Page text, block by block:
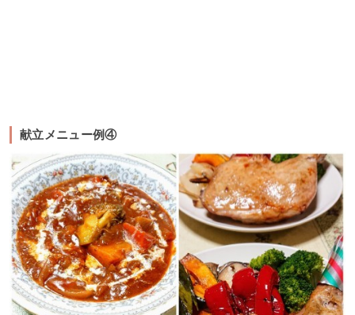
献立メニュー例④